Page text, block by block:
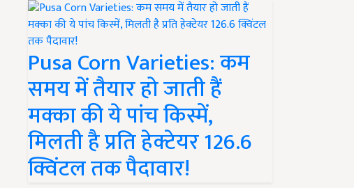
Pusa Corn Varieties: कम
समय में तैयार हो जाती हैं
मक्का की ये पांच किस्में,
मिलती है प्रति हेक्टेयर 126.6
क्विंटल तक पैदावार!